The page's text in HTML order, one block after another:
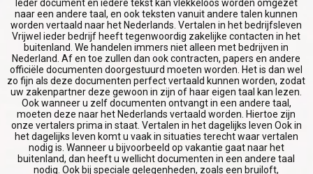
WAAROM HET
VERSCHIL
BELANGRIJK IS
VOOR
INTERNATIONAAL
SUCCES
DE
OORSPRONKELIJKE
BETEKENIS TE
VERLIEZEN
Ieder document en iedere tekst kan vlekkeloos worden omgezet
naar een andere taal, en ook teksten vanuit andere talen kunnen
worden vertaald naar het Nederlands. Vertalen in het bedrijfsleven
Vrijwel ieder bedrijf heeft tegenwoordig zakelijke contacten in het
buitenland. We handelen immers niet alleen met bedrijven in
Nederland. Af en toe zullen dan ook contracten, papers en andere
officiële documenten doorgestuurd moeten worden. Het is dan wel
zo fijn als deze documenten perfect vertaald kunnen worden, zodat
uw zakenpartner deze gewoon in zijn of haar eigen taal kan lezen.
Ook wanneer u zelf documenten ontvangt in een andere taal,
moeten deze naar het Nederlands vertaald worden. Hiertoe zijn
onze vertalers prima in staat. Vertalen in het dagelijks leven Ook in
het dagelijks leven komt u vaak in situaties terecht waar vertalen
nodig is. Wanneer u bijvoorbeeld op vakantie gaat naar het
buitenland, dan heeft u wellicht documenten in een andere taal
nodig. Ook bij speciale gelegenheden, zoals een bruiloft,